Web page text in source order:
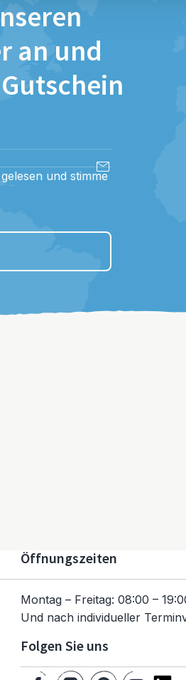
an und
gelesen und stimme
Öffnungszeiten
Montag – Freitag: 08:00 –
Und nach individueller
Folgen Sie uns